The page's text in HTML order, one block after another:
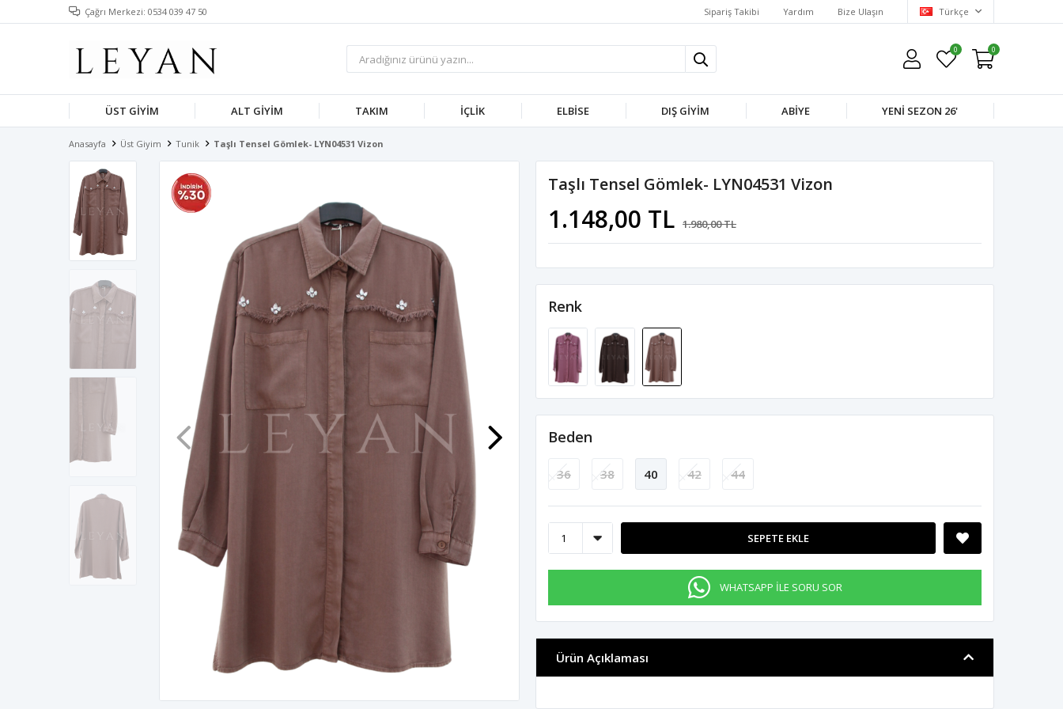
Çağrı Merkezi: 0534 039 47 50 Sipariş Takibi Yardım Bize Ulaşın Türkçe
0 0
ÜST GIYIM ALT GIYIM TAKIM İÇLIK ELBISE DIŞ GIYIM ABIYE YENI SEZON 26'
Anasayfa Üst Giyim Tunik Taşlı Tensel Gömlek- LYN04531 Vizon
Taşlı Tensel Gömlek- LYN04531 Vizon
1.148,00 TL 1.980,00 TL
Renk
Beden
36 38 40 42 44
SEPETE EKLE
WHATSAPP İLE SORU SOR
Ürün Açıklaması